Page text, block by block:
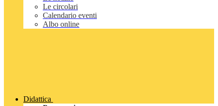
Le circolari
Calendario eventi
Albo online
Didattica